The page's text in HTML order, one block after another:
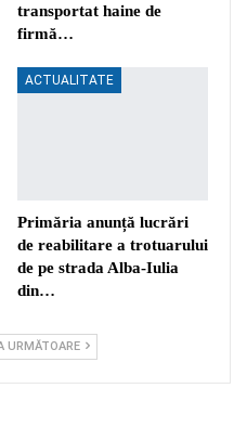
transportat haine de
firmă…
ACTUALITATE
Primăria anunță lucrări
de reabilitare a trotuarului
de pe strada Alba-Iulia
din…
URMĂTOARE